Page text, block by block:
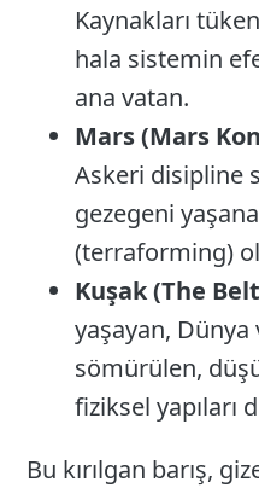
Kaynakları
hala sistemin
ana vatan.
Mars (Mars
Askeri disipline
gezegeni
(terraforming)
Kuşak (The
yaşayan, Dünya
sömürülen,
fiziksel yapıları
Bu kırılgan barış,